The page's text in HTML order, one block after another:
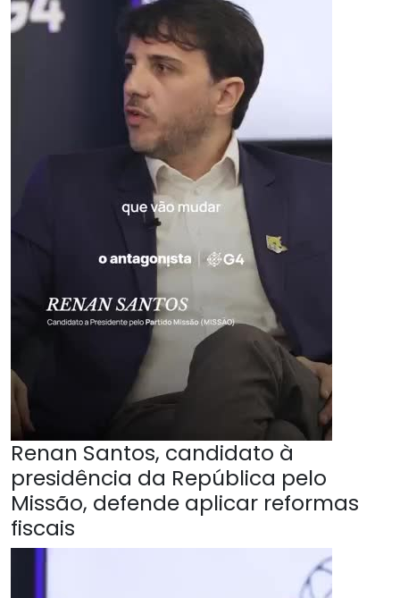
Renan Santos, candidato à
presidência da República pelo
Missão, defende aplicar reformas
fiscais